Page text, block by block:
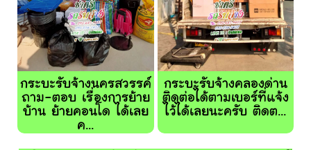
กระบะรับจ้างนครสวรรค์
ถาม-ตอบ เรื่องการย้าย
บ้าน ย้ายคอนโด ได้เลย
ค...
กระบะรับจ้างคลองด่าน
ติดต่อได้ตามเบอร์ที่แจ้ง
ไว้ได้เลยนะครับ ติดต...